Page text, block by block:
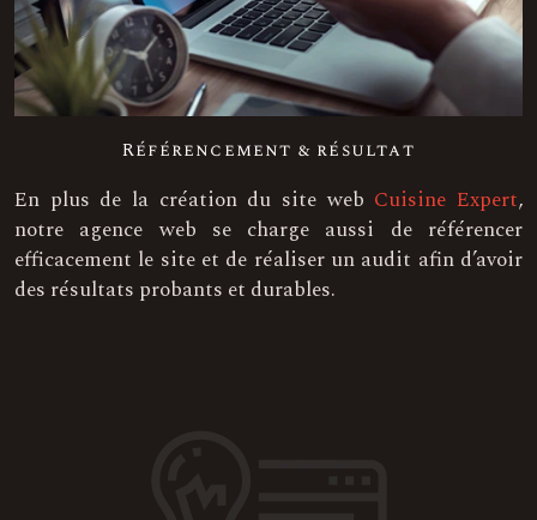
Référencement & résultat
En plus de la création du site web Cuisine Expert,
notre agence web se charge aussi de référencer
efficacement le site et de réaliser un audit afin d’avoir
des résultats probants et durables.